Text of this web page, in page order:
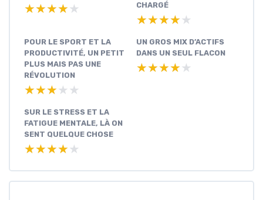
★★★★★
★★★★★
CHARGÉ
★★★★★
★★★★★
POUR LE SPORT ET LA
PRODUCTIVITÉ, UN PETIT
PLUS MAIS PAS UNE
RÉVOLUTION
★★★★★
★★★★★
UN GROS MIX D’ACTIFS
DANS UN SEUL FLACON
★★★★★
★★★★★
SUR LE STRESS ET LA
FATIGUE MENTALE, LÀ ON
SENT QUELQUE CHOSE
★★★★★
★★★★★